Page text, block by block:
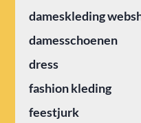
dameskleding
damesschoenen
dress
fashion kleding
feestjurk